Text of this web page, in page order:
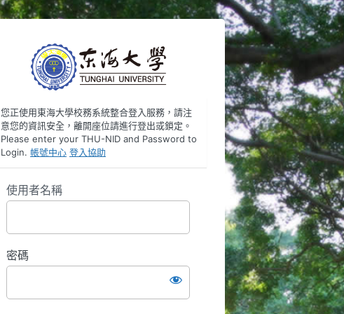
https://oauth.thu.edu.tw/v1
您正使用東海大學校務系統整合登入服務，請注
意您的資訊安全，離開座位請進行登出或鎖定。
Please enter your THU-NID and Password to
Login. 帳號中心 登入協助
使用者名稱
密碼